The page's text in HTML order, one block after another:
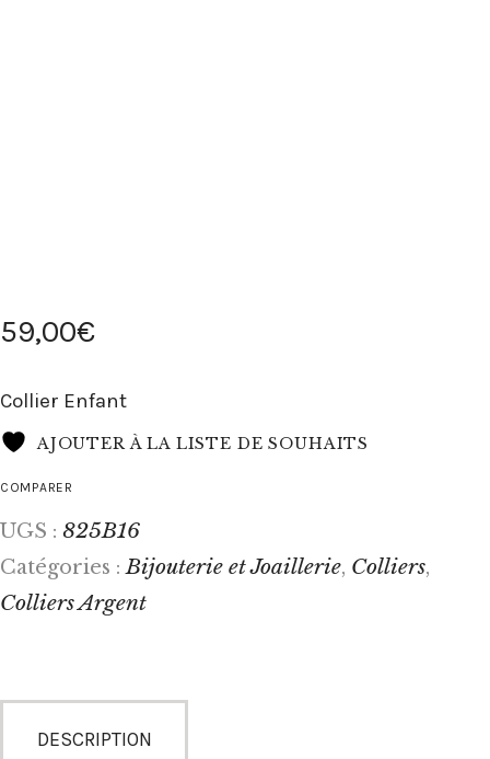
59,00€
Collier Enfant
AJOUTER À LA LISTE DE SOUHAITS
COMPARER
UGS : 825B16
Catégories :Bijouterie et Joaillerie, Colliers,
Colliers Argent
DESCRIPTION